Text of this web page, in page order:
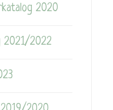
2020
2021/2022